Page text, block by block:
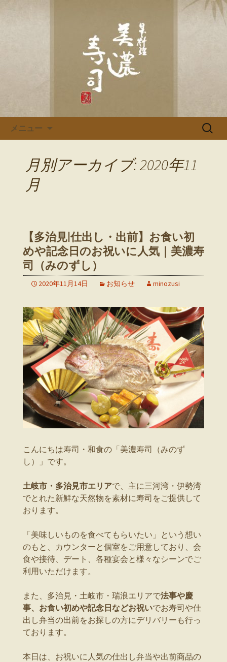
多治見、土岐の寿司・和食「美
濃寿司」のブログ
多治見、土岐の寿司・和食「美濃寿
メニュー
検
月別アーカイブ: 2020年11
月
【多治見|仕出し・出前】お食い初
めや記念日のお祝いに人気｜美濃寿
司（みのずし）
2020年11月14日 お知らせ minozusi
こんにちは寿司・和食の「美濃寿司（みのず
し）」です。
土岐市・多治見市エリアで、主に三河湾・伊勢湾
でとれた新鮮な天然物を素材に寿司をご提供して
おります。
「美味しいものを食べてもらいたい」という想い
のもと、カウンターと個室をご用意しており、会
食や接待、デート、各種宴会と様々なシーンでご
利用いただけます。
また、多治見・土岐市・瑞浪エリアで法事や慶
事、お食い初めや記念日などお祝いでお寿司や仕
出し弁当の出前をお探しの方にデリバリーも行っ
ております。
本日は、お祝いに人気の仕出し弁当や出前商品の